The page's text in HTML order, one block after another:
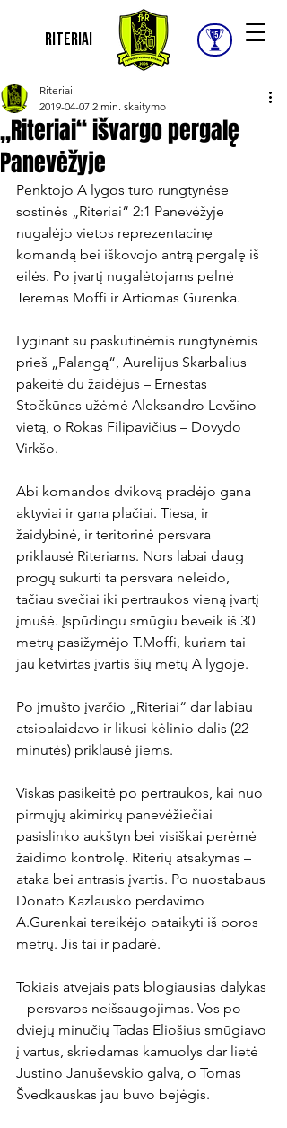
Riteriai
„Riteriai“ išvargo pergalę
Panevėžyje
Riteriai
2019-04-07 2 min. skaitymo
Penktojo A lygos turo rungtynėse
sostinės „Riteriai“ 2:1 Panevėžyje
nugalėjo vietos reprezentacinę
komandą bei iškovojo antrą pergalę iš
eilės. Po įvartį nugalėtojams pelnė
Teremas Moffi ir Artiomas Gurenka.
Lyginant su paskutinėmis rungtynėmis
prieš „Palangą“, Aurelijus Skarbalius
pakeitė du žaidėjus – Ernestas
Stočkūnas užėmė Aleksandro Levšino
vietą, o Rokas Filipavičius – Dovydo
Virkšo.
Abi komandos dvikovą pradėjo gana
aktyviai ir gana plačiai. Tiesa, ir
žaidybinė, ir teritorinė persvara
priklausė Riteriams. Nors labai daug
progų sukurti ta persvara neleido,
tačiau svečiai iki pertraukos vieną įvartį
įmušė. Įspūdingu smūgiu beveik iš 30
metrų pasižymėjo T.Moffi, kuriam tai
jau ketvirtas įvartis šių metų A lygoje.
Po įmušto įvarčio „Riteriai“ dar labiau
atsipalaidavo ir likusi kėlinio dalis (22
minutės) priklausė jiems.
Viskas pasikeitė po pertraukos, kai nuo
pirmųjų akimirkų panevėžiečiai
pasislinko aukštyn bei visiškai perėmė
žaidimo kontrolę. Riterių atsakymas –
ataka bei antrasis įvartis. Po nuostabaus
Donato Kazlausko perdavimo
A.Gurenkai tereikėjo pataikyti iš poros
metrų. Jis tai ir padarė.
Tokiais atvejais pats blogiausias dalykas
– persvaros neišsaugojimas. Vos po
dviejų minučių Tadas Eliošius smūgiavo
į vartus, skriedamas kamuolys dar lietė
Justino Januševskio galvą, o Tomas
Švedkauskas jau buvo bejėgis.